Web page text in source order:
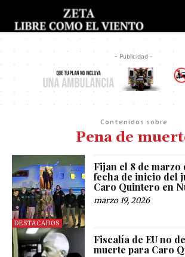
- Publicidad -
Contenidos sobre
Pena de
DESTACADOS
Fijan el 8 de marzo
fecha de inicio del
Caro Quintero en
marzo 19, 2026
Fiscalía de EU no
muerte para Caro